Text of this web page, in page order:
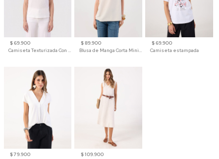
$ 69.900
Camiseta Texturizada Con Hombro Caído Para Mujer
$ 89.900
Blusa de Manga Corta Minimalista para Mujer
$ 69.900
Camiseta estampada
$ 79.900
$ 109.900